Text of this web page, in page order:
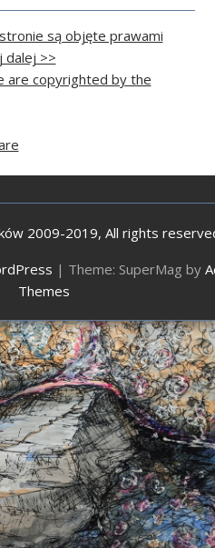
są objęte prawami
dalej >>
are copyrighted by the
2009-2019, All rights
| Theme: SuperMag by
Themes